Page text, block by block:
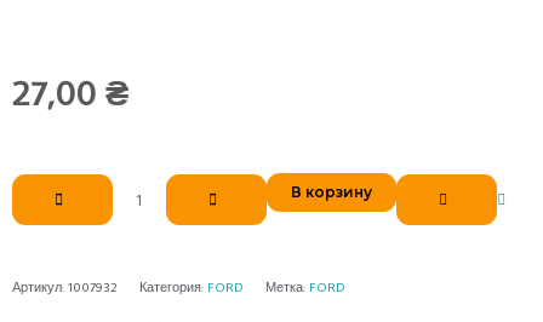
27,00 ₴
Количество
товара
Распорное
подкрылка
В корзину
Артикул: 1007932 Категория: FORD Метка: FORD